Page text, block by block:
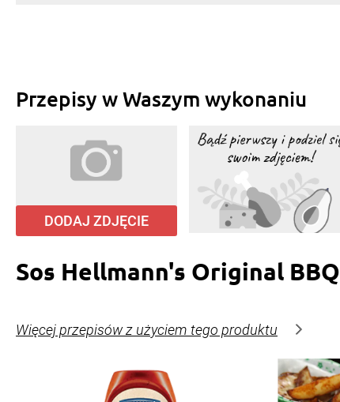
Przepisy w Waszym wykonaniu
DODAJ ZDJĘCIE
Sos Hellmann's Original BBQ
Więcej przepisów z użyciem tego produktu